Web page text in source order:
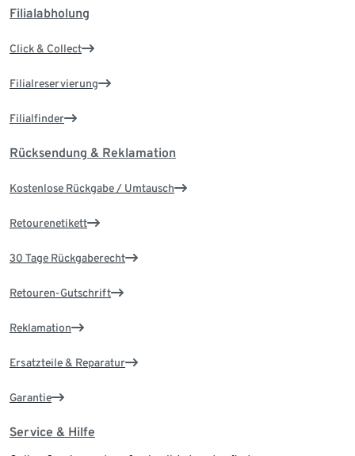
Filialabholung
Click & Collect
Filialreservierung
Filialfinder
Rücksendung & Reklamation
Kostenlose Rückgabe / Umtausch
Retourenetikett
30 Tage Rückgaberecht
Retouren-Gutschrift
Reklamation
Ersatzteile & Reparatur
Garantie
Service & Hilfe